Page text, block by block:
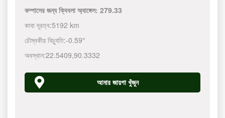
কম্পাসের জন্য ক্বিবলা অ্যাঙ্গেল:279.33
কাবা দূরত্ব:5192 km
চৌম্বকীয় বিচ্যুতি:-0.59°
অবস্থান:22.5409,90.3332
আমার জায়গা খুঁজুন